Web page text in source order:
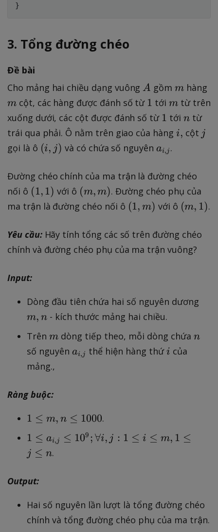
}
3. Tổng đường chéo
Đề bài
Cho mảng hai chiều dạng vuông A
A gồmm
m hàng
mcột, các hàng được đánh số từ 1
1 tới m
mtừ trên
xuống dưới, các cột được đánh số từ 1
1 tới n
ntừ
trái qua phải. Ô nằm trên giao của hàng i
i, cột j
j
gọi là ô (
,
)
(i, j) và có chứa số nguyên a
{
i
,
j
ai,j .
Đường chéo chính của ma trận là đường chéo
nối ô (
1
,
1
)
(1, 1) với ô (
m
,
m
)
(m,m). Đường chéo phụ của
ma trận là đường chéo nối ô (
m
(1, m) với ô (
,
1
)
(m, 1).
Yêu cầu:Hãy tính tổng các số trên đường chéo
chính và đường chéo phụ của ma trận vuông?
Input:
Dòng đầu tiên chứa hai số nguyên dương
m, n- kích thước mảng hai chiều.
Trên m
m dòng tiếp theo, mỗi dòng chứa n
n
số nguyên a
j
}
ai,j thể hiện hàng thứi
i của
mảng.,
Ràng buộc:
1
e
m
n
e
1
1 ≤ m, n ≤ 1000.
1
\l
e
_
{i
,
j}
1 ≤ ai,j ≤ 109 ;∀i, j : 1 ≤ i ≤ m, 1 ≤
j ≤ n.
Output:
Hai số nguyên lần lượt là tổng đường chéo
chính và tổng đường chéo phụ của ma trận.